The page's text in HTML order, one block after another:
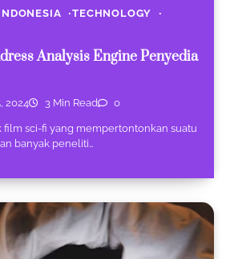
TECHNOLOGY
Analysis Engine Penyedia
2024 3 Min Read 0
film sci-fi yang mempertontonkan suatu
banyak peneliti…